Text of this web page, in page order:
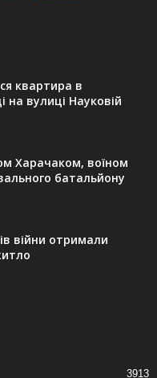
квартира в
на вулиці Науковій
Харачаком, воїном
батальйону
війни отримали
3913